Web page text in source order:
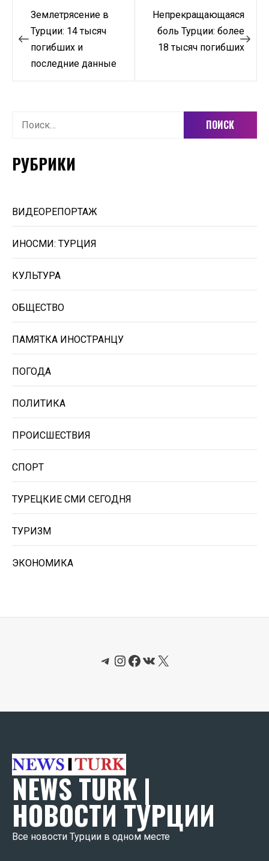
Навигация
по
записям
Землетрясение в
Турции: 14 тысяч
погибших и
последние данные
Непрекращающаяся
боль Турции: более
18 тысяч погибших
Найти:
РУБРИКИ
ВИДЕОРЕПОРТАЖ
ИНОСМИ: ТУРЦИЯ
КУЛЬТУРА
ОБЩЕСТВО
ПАМЯТКА ИНОСТРАНЦУ
ПОГОДА
ПОЛИТИКА
ПРОИСШЕСТВИЯ
СПОРТ
ТУРЕЦКИЕ СМИ СЕГОДНЯ
ТУРИЗМ
ЭКОНОМИКА
Telegram
Instagram
Facebook
ВКонтакте
X
NEWS TURK |
НОВОСТИ ТУРЦИИ
Все новости Турции в одном месте